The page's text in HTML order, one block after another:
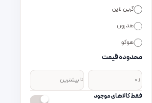
گرین لاین
هدرون
هوکو
محدوده قیمت
از تا
فقط کالاهای موجود